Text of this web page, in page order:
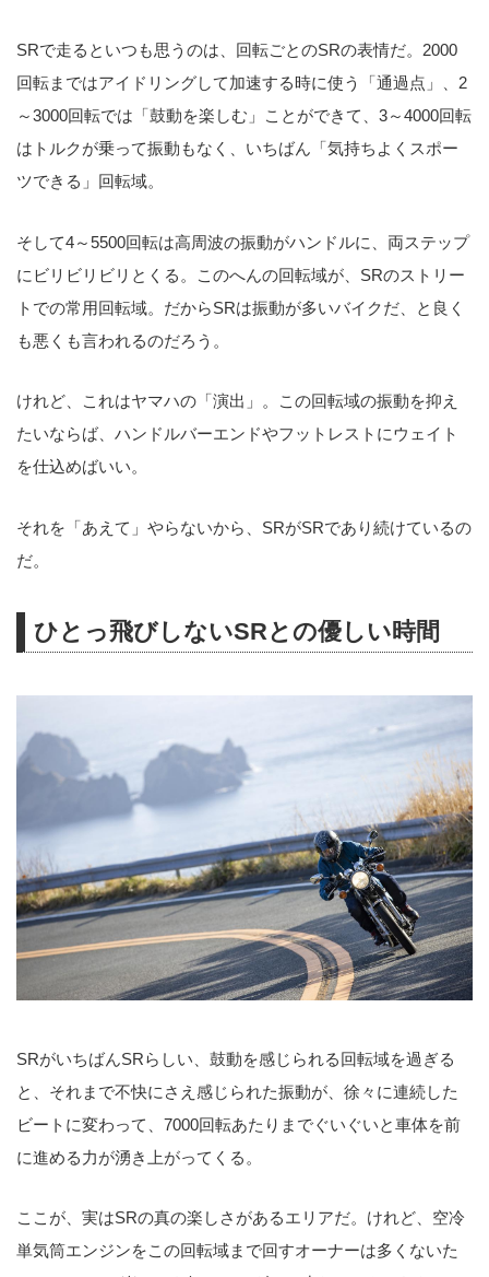
SRで走るといつも思うのは、回転ごとのSRの表情だ。2000
回転まではアイドリングして加速する時に使う「通過点」、2
～3000回転では「鼓動を楽しむ」ことができて、3～4000回転
はトルクが乗って振動もなく、いちばん「気持ちよくスポー
ツできる」回転域。
そして4～5500回転は高周波の振動がハンドルに、両ステップ
にビリビリビリとくる。このへんの回転域が、SRのストリー
トでの常用回転域。だからSRは振動が多いバイクだ、と良く
も悪くも言われるのだろう。
けれど、これはヤマハの「演出」。この回転域の振動を抑え
たいならば、ハンドルバーエンドやフットレストにウェイト
を仕込めばいい。
それを「あえて」やらないから、SRがSRであり続けているの
だ。
ひとっ飛びしないSRとの優しい時間
SRがいちばんSRらしい、鼓動を感じられる回転域を過ぎる
と、それまで不快にさえ感じられた振動が、徐々に連続した
ビートに変わって、7000回転あたりまでぐいぐいと車体を前
に進める力が湧き上がってくる。
ここが、実はSRの真の楽しさがあるエリアだ。けれど、空冷
単気筒エンジンをこの回転域まで回すオーナーは多くないた